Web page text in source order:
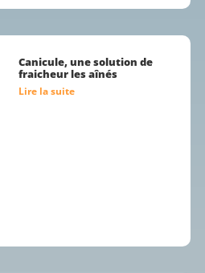
Canicule, une solution de
fraicheur les aînés
Lire la suite